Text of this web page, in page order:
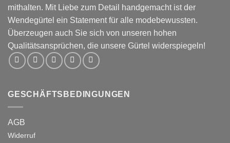
mithalten. Mit Liebe zum Detail handgemacht ist der
Wendegürtel ein Statement für alle modebewussten.
Überzeugen auch Sie sich von unseren hohen
Qualitätsansprüchen, die unsere Gürtel widerspiegeln!
GESCHÄFTSBEDINGUNGEN
AGB
Widerruf